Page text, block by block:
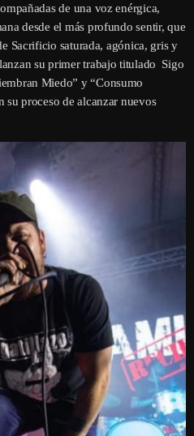
de una voz enérgica,
desde el más profundo sentir, que
Sacrificio saturada, agónica, gris y
su primer trabajo titulado Sigo
Miedo” y “Consumo
proceso de alcanzar nuevos